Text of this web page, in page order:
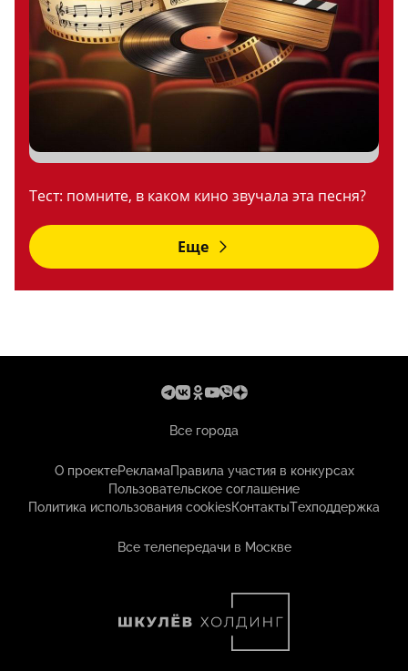
Тест: помните, в каком кино звучала эта песня?
Еще
Все города
О проектеРекламаПравила участия в конкурсах
Пользовательское соглашение
Политика использования cookiesКонтактыТехподдержка
Все телепередачи в Москве